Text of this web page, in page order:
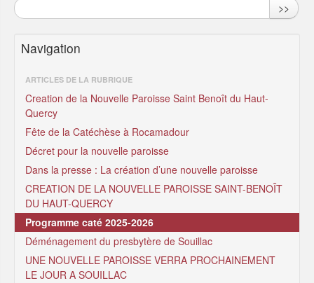
>>
Navigation
ARTICLES DE LA RUBRIQUE
Creation de la Nouvelle Paroisse Saint Benoît du Haut-
Quercy
Fête de la Catéchèse à Rocamadour
Décret pour la nouvelle paroisse
Dans la presse : La création d’une nouvelle paroisse
CREATION DE LA NOUVELLE PAROISSE SAINT-BENOÎT
DU HAUT-QUERCY
Programme caté 2025-2026
Déménagement du presbytère de Souillac
UNE NOUVELLE PAROISSE VERRA PROCHAINEMENT
LE JOUR A SOUILLAC